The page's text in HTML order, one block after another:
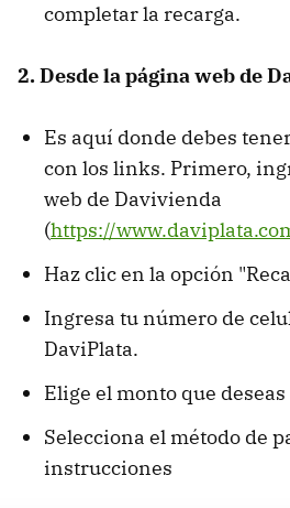
completar la recarga.
2. Desde la página web de
Es aquí donde debes
con los links. Primero,
web de Davivienda
(https://
Haz clic en la opción
Ingresa tu número de
DaviPlata.
Elige el monto que
Selecciona el método de
instrucciones